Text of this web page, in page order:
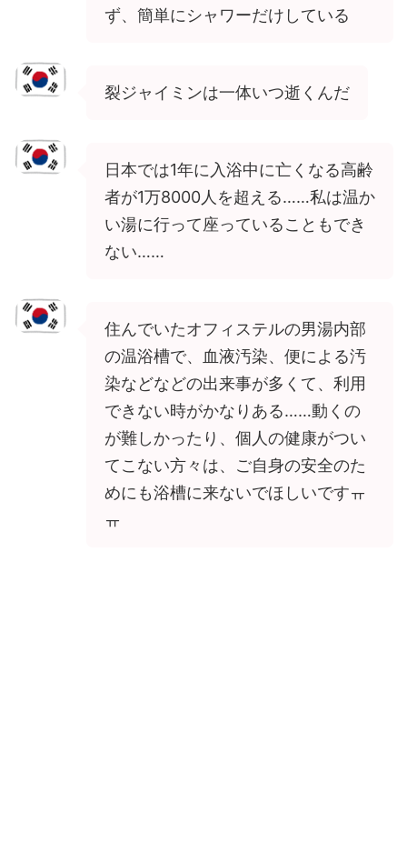
ず、簡単にシャワーだけしている
裂ジャイミンは一体いつ逝くんだ
日本では1年に入浴中に亡くなる高齢
者が1万8000人を超える……私は温か
い湯に行って座っていることもでき
ない……
住んでいたオフィステルの男湯内部
の温浴槽で、血液汚染、便による汚
染などなどの出来事が多くて、利用
できない時がかなりある……動くの
が難しかったり、個人の健康がつい
てこない方々は、ご自身の安全のた
めにも浴槽に来ないでほしいですㅠ
ㅠ